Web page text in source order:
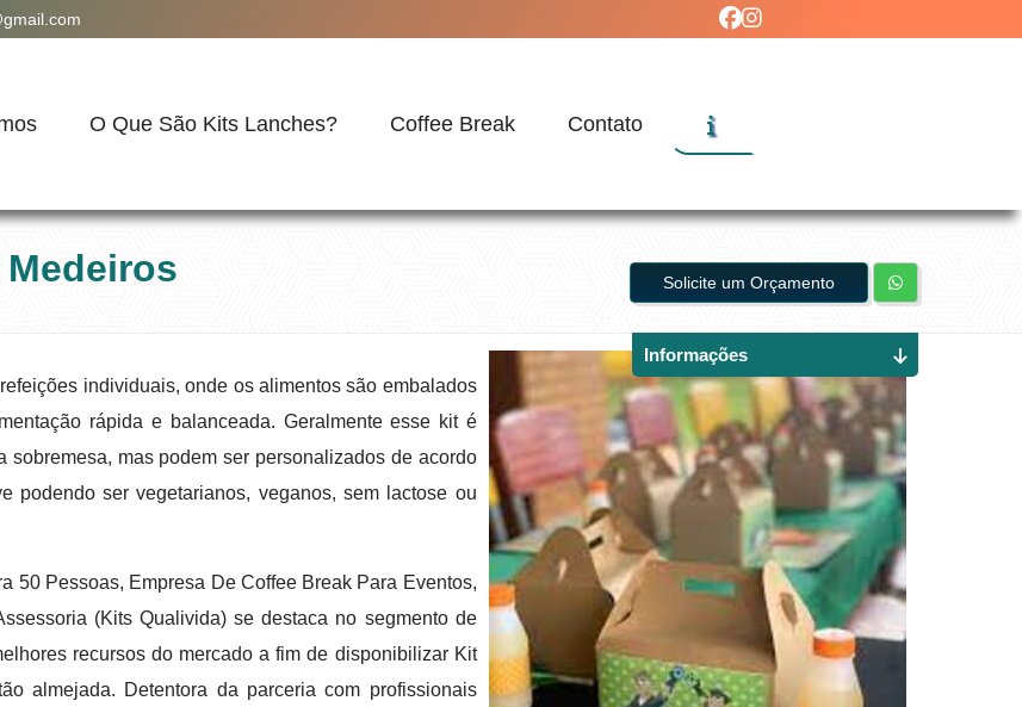
O Que São Kits Lanches? Coffee Break Contato
Solicite um Orçamento
individuais, onde os alimentos são embalados
rápida e balanceada. Geralmente esse kit é
mas podem ser personalizados de acordo
podendo ser vegetarianos, veganos, sem lactose ou
50 Pessoas, Empresa De Coffee Break Para Eventos,
(Kits Qualivida) se destaca no segmento de
recursos do mercado a fim de disponibilizar Kit
almejada. Detentora da parceria com profissionais
Informações